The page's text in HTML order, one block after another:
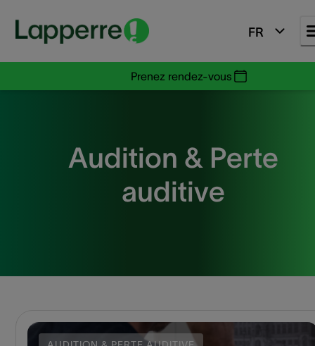
FR
Prenez rendez-vous
Audition & Perte
auditive